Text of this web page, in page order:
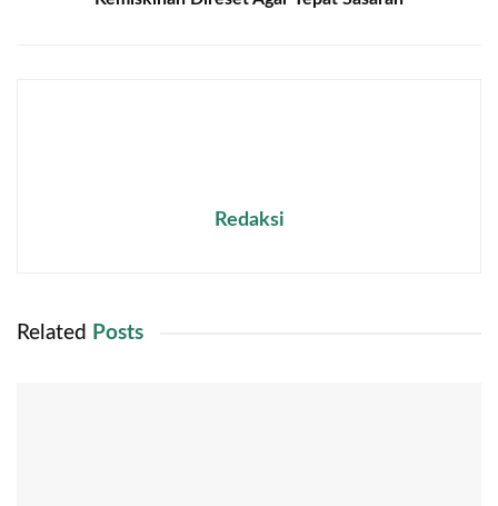
Redaksi
Related Posts